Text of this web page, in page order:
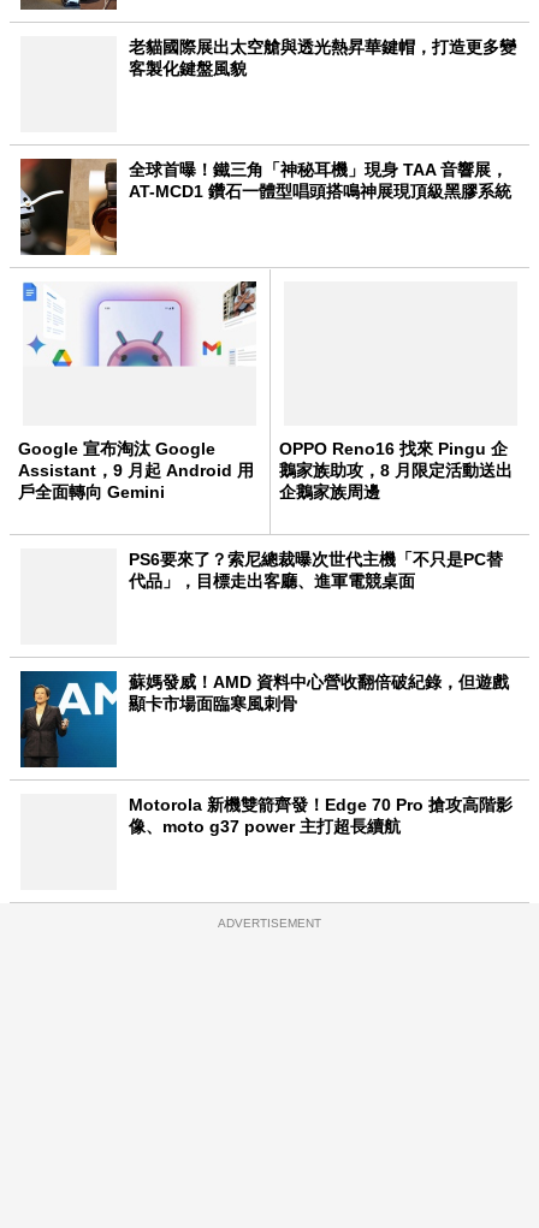
老貓國際展出太空艙與透光熱昇華鍵帽，打造更多變
客製化鍵盤風貌
全球首曝！鐵三角「神秘耳機」現身 TAA 音響展，
AT-MCD1 鑽石一體型唱頭搭鳴神展現頂級黑膠系統
Google 宣布淘汰 Google
Assistant，9 月起 Android 用
戶全面轉向 Gemini
OPPO Reno16 找來 Pingu 企
鵝家族助攻，8 月限定活動送出
企鵝家族周邊
PS6要來了？索尼總裁曝次世代主機「不只是PC替
代品」，目標走出客廳、進軍電競桌面
蘇媽發威！AMD 資料中心營收翻倍破紀錄，但遊戲
顯卡市場面臨寒風刺骨
Motorola 新機雙箭齊發！Edge 70 Pro 搶攻高階影
像、moto g37 power 主打超長續航
ADVERTISEMENT